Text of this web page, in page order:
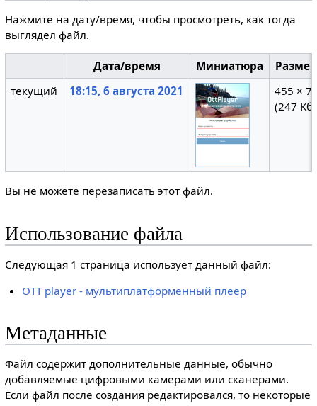
Нажмите на дату/время, чтобы просмотреть, как тогда
выглядел файл.
Дата/время Миниатюра
текущий
18:15, 6 августа 2021
455 ×
(247 Кб)
Вы не можете перезаписать этот файл.
Использование файла
Следующая 1 страница использует данный файл:
OTT player - мультиплатформенный плеер
Метаданные
Файл содержит дополнительные данные, обычно
добавляемые цифровыми камерами или сканерами.
Если файл после создания редактировался, то некоторые